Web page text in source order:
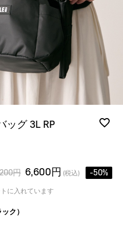
ッグ 3L RP
円 6,600円 (税込) -50%
に入れています
ク）